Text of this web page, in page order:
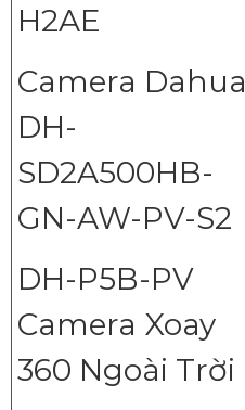
H2AE
Camera Dahua
DH-
SD2A500HB-
GN-AW-PV-S2
DH-P5B-PV
Camera Xoay
360 Ngoài Trời